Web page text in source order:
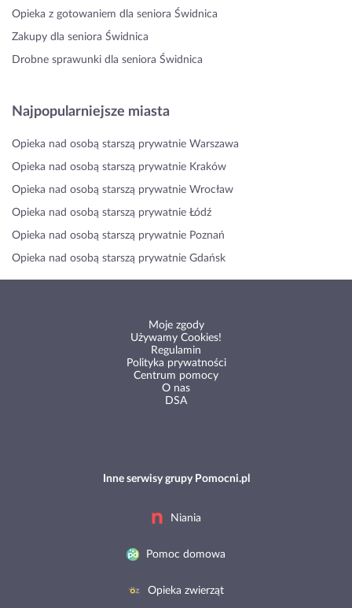
Opieka z gotowaniem dla seniora Świdnica
Zakupy dla seniora Świdnica
Drobne sprawunki dla seniora Świdnica
Najpopularniejsze miasta
Opieka nad osobą starszą prywatnie Warszawa
Opieka nad osobą starszą prywatnie Kraków
Opieka nad osobą starszą prywatnie Wrocław
Opieka nad osobą starszą prywatnie Łódź
Opieka nad osobą starszą prywatnie Poznań
Opieka nad osobą starszą prywatnie Gdańsk
Moje zgody
Używamy Cookies!
Regulamin
Polityka prywatności
Centrum pomocy
O nas
DSA
Inne serwisy grupy Pomocni.pl
Niania
Pomoc domowa
Opieka zwierząt